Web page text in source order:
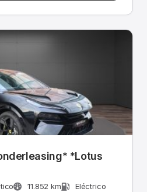
*Lotus
11.852 km
Eléctrico